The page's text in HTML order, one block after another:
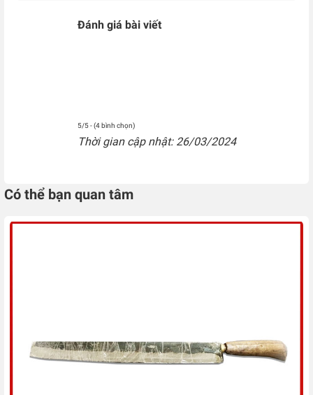
Đánh giá bài viết
5/5 - (4 bình chọn)
Thời gian cập nhật: 26/03/2024
Có thể bạn quan tâm